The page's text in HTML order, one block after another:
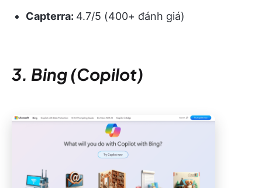
Capterra: 4.7/5 (400+ đánh giá)
3. Bing (Copilot)